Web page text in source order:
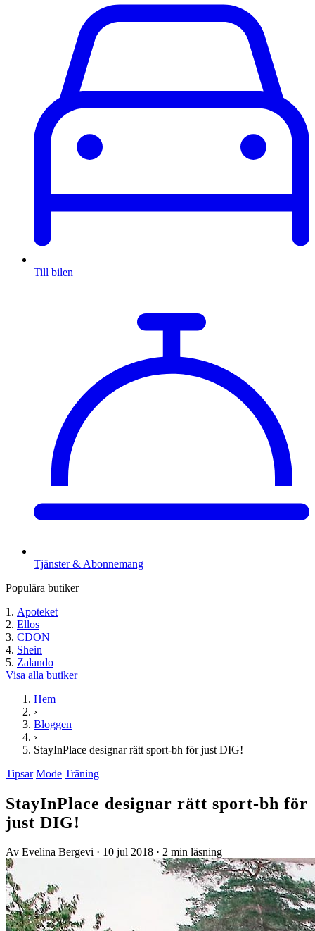
Till bilen
Tjänster & Abonnemang
Populära butiker
Apoteket
Ellos
CDON
Shein
Zalando
Visa alla butiker
Hem
›
Bloggen
›
StayInPlace designar rätt sport-bh för just DIG!
Tipsar Mode Träning
StayInPlace designar rätt sport-bh för
just DIG!
Av Evelina Bergevi · 10 jul 2018 · 2 min läsning